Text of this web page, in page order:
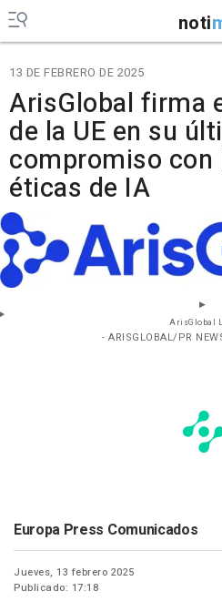
noti
13 DE FEBRERO DE 2025
ArisGlobal firma
de la UE en su
compromiso con
éticas de IA
ArisGlobal
- ARISGLOBAL/PR
Europa Press Comunicados
Jueves, 13 febrero 2025
Publicado: 17:18